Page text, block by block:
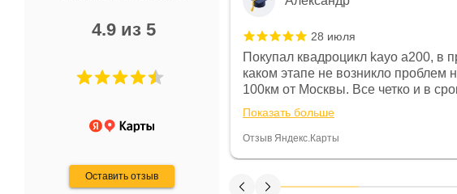
4.9 из 5
Оставить отзыв
Не понравились условия
и дают только на год)
28 июля
Покупал квадроцикл kayo a200, в
каком этапе не возникло проблем
100км от Москвы. Все четко и в
спидометре всегда был 0, при этом
постоянно были на связи и в
Считаю, что это говорит о
Показать больше
Отзыв Яндекс.Карты